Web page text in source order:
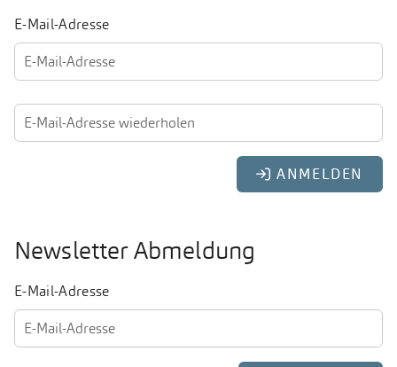
E-Mail-Adresse
Newsletter Abmeldung
E-Mail-Adresse